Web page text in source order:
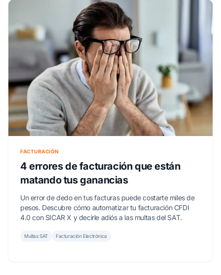
FACTURACIÓN
4 errores de facturación que están
matando tus ganancias
Un error de dedo en tus facturas puede costarte miles de
pesos. Descubre cómo automatizar tu facturación CFDI
4.0 con SICAR X y decirle adiós a las multas del SAT.
Multas SAT Facturación Electrónica